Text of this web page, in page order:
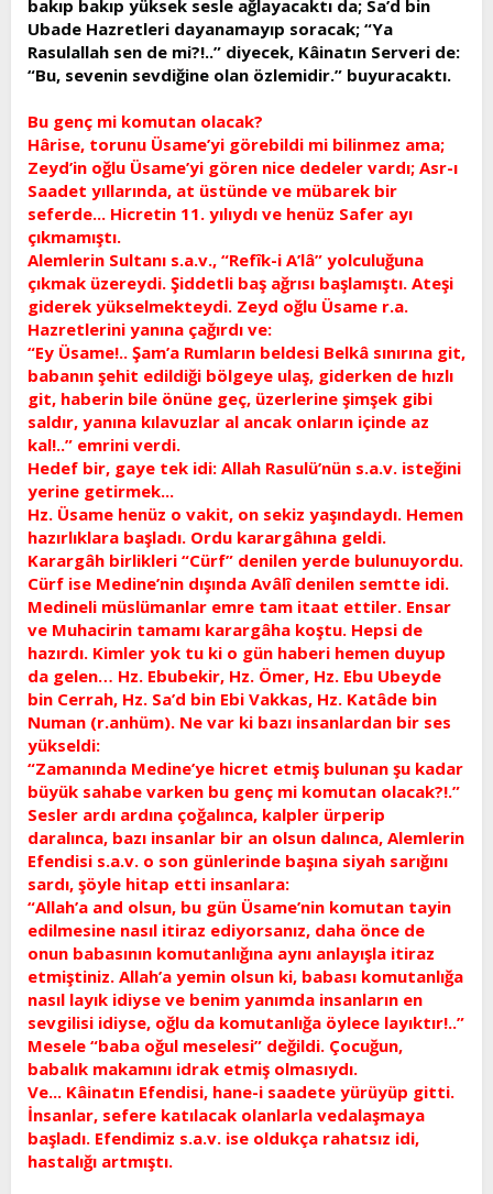
bakıp bakıp yüksek sesle ağlayacaktı da; Sa’d bin
Ubade Hazretleri dayanamayıp soracak; “Ya
Rasulallah sen de mi?!..” diyecek, Kâinatın Serveri de:
“Bu, sevenin sevdiğine olan özlemidir.” buyuracaktı.
Bu genç mi komutan olacak?
Hârise, torunu Üsame’yi görebildi mi bilinmez ama;
Zeyd’in oğlu Üsame’yi gören nice dedeler vardı; Asr-ı
Saadet yıllarında, at üstünde ve mübarek bir
seferde... Hicretin 11. yılıydı ve henüz Safer ayı
çıkmamıştı.
Alemlerin Sultanı s.a.v., “Refîk-i A’lâ” yolculuğuna
çıkmak üzereydi. Şiddetli baş ağrısı başlamıştı. Ateşi
giderek yükselmekteydi. Zeyd oğlu Üsame r.a.
Hazretlerini yanına çağırdı ve:
“Ey Üsame!.. Şam’a Rumların beldesi Belkâ sınırına git,
babanın şehit edildiği bölgeye ulaş, giderken de hızlı
git, haberin bile önüne geç, üzerlerine şimşek gibi
saldır, yanına kılavuzlar al ancak onların içinde az
kal!..” emrini verdi.
Hedef bir, gaye tek idi: Allah Rasulü’nün s.a.v. isteğini
yerine getirmek...
Hz. Üsame henüz o vakit, on sekiz yaşındaydı. Hemen
hazırlıklara başladı. Ordu karargâhına geldi.
Karargâh birlikleri “Cürf” denilen yerde bulunuyordu.
Cürf ise Medine’nin dışında Avâlî denilen semtte idi.
Medineli müslümanlar emre tam itaat ettiler. Ensar
ve Muhacirin tamamı karargâha koştu. Hepsi de
hazırdı. Kimler yok tu ki o gün haberi hemen duyup
da gelen… Hz. Ebubekir, Hz. Ömer, Hz. Ebu Ubeyde
bin Cerrah, Hz. Sa’d bin Ebi Vakkas, Hz. Katâde bin
Numan (r.anhüm). Ne var ki bazı insanlardan bir ses
yükseldi:
“Zamanında Medine’ye hicret etmiş bulunan şu kadar
büyük sahabe varken bu genç mi komutan olacak?!.”
Sesler ardı ardına çoğalınca, kalpler ürperip
daralınca, bazı insanlar bir an olsun dalınca, Alemlerin
Efendisi s.a.v. o son günlerinde başına siyah sarığını
sardı, şöyle hitap etti insanlara:
“Allah’a and olsun, bu gün Üsame’nin komutan tayin
edilmesine nasıl itiraz ediyorsanız, daha önce de
onun babasının komutanlığına aynı anlayışla itiraz
etmiştiniz. Allah’a yemin olsun ki, babası komutanlığa
nasıl layık idiyse ve benim yanımda insanların en
sevgilisi idiyse, oğlu da komutanlığa öylece layıktır!..”
Mesele “baba oğul meselesi” değildi. Çocuğun,
babalık makamını idrak etmiş olmasıydı.
Ve... Kâinatın Efendisi, hane-i saadete yürüyüp gitti.
İnsanlar, sefere katılacak olanlarla vedalaşmaya
başladı. Efendimiz s.a.v. ise oldukça rahatsız idi,
hastalığı artmıştı.